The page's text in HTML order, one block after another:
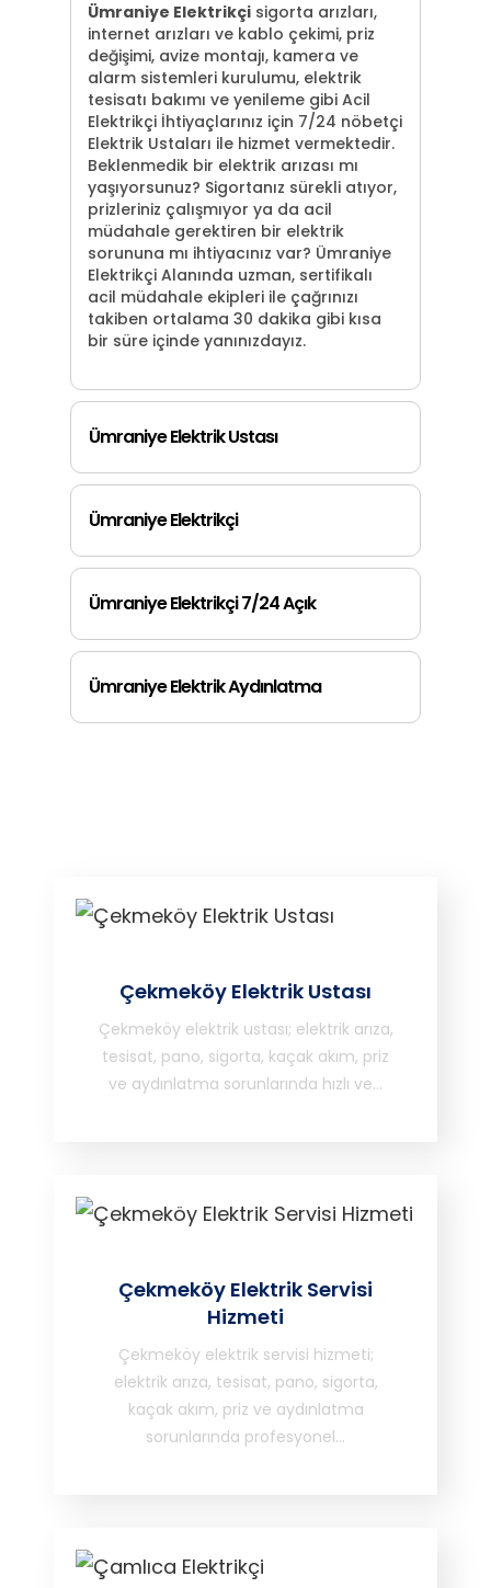
Ümraniye Elektrikçi sigorta arızları,
internet arızları ve kablo çekimi, priz
değişimi, avize montajı, kamera ve
alarm sistemleri kurulumu, elektrik
tesisatı bakımı ve yenileme gibi Acil
Elektrikçi İhtiyaçlarınız için 7/24 nöbetçi
Elektrik Ustaları ile hizmet vermektedir.
Beklenmedik bir elektrik arızası mı
yaşıyorsunuz? Sigortanız sürekli atıyor,
prizleriniz çalışmıyor ya da acil
müdahale gerektiren bir elektrik
sorununa mı ihtiyacınız var? Ümraniye
Elektrikçi Alanında uzman, sertifikalı
acil müdahale ekipleri ile çağrınızı
takiben ortalama 30 dakika gibi kısa
bir süre içinde yanınızdayız.
Ümraniye Elektrik Ustası
Ümraniye Elektrikçi
Ümraniye Elektrikçi 7/24 Açık
Ümraniye Elektrik Aydınlatma
Çekmeköy Elektrik Ustası
Çekmeköy elektrik ustası; elektrik arıza,
tesisat, pano, sigorta, kaçak akım, priz
ve aydınlatma sorunlarında hızlı ve…
Çekmeköy Elektrik Servisi
Hizmeti
Çekmeköy elektrik servisi hizmeti;
elektrik arıza, tesisat, pano, sigorta,
kaçak akım, priz ve aydınlatma
sorunlarında profesyonel…